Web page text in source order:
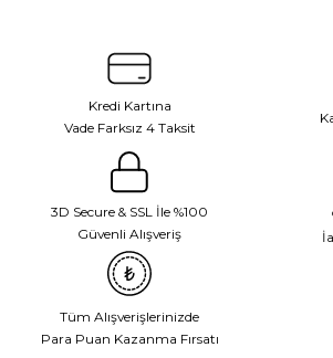
Kredi Kartına
Vade Farksız 4 Taksit
3D Secure & SSL İle %100
Güvenli Alışveriş
Tüm Alışverişlerinizde
Para Puan Kazanma Fırsatı